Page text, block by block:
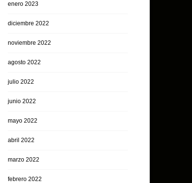
enero 2023
diciembre 2022
noviembre 2022
agosto 2022
julio 2022
junio 2022
mayo 2022
abril 2022
marzo 2022
febrero 2022